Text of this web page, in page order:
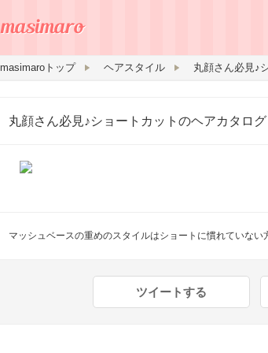
masimaroトップ ヘアスタイル 丸顔さん必見♪
丸顔さん必見♪ショートカットのヘアカタロ
マッシュベースの重めのスタイルはショートに慣れていな
ツイートする